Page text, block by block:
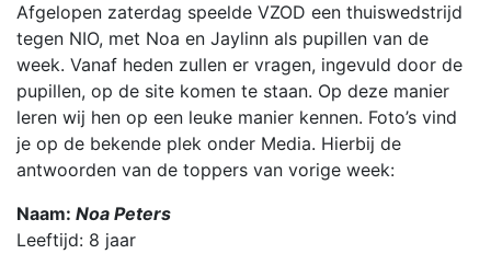
Afgelopen zaterdag speelde VZOD een thuiswedstrijd
tegen NIO, met Noa en Jaylinn als pupillen van de
week. Vanaf heden zullen er vragen, ingevuld door de
pupillen, op de site komen te staan. Op deze manier
leren wij hen op een leuke manier kennen. Foto’s vind
je op de bekende plek onder Media. Hierbij de
antwoorden van de toppers van vorige week:
Naam: Noa Peters
Leeftijd: 8 jaar